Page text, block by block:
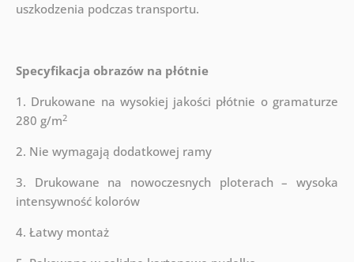
uszkodzenia podczas transportu.
Specyfikacja obrazów na płótnie
1. Drukowane na wysokiej jakości płótnie o gramaturze
280 g/m2
2. Nie wymagają dodatkowej ramy
3. Drukowane na nowoczesnych ploterach – wysoka
intensywność kolorów
4. Łatwy montaż